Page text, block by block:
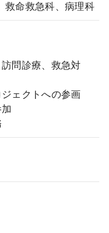
救命救急科、病理科
問診療、救急対
ェクトへの参画